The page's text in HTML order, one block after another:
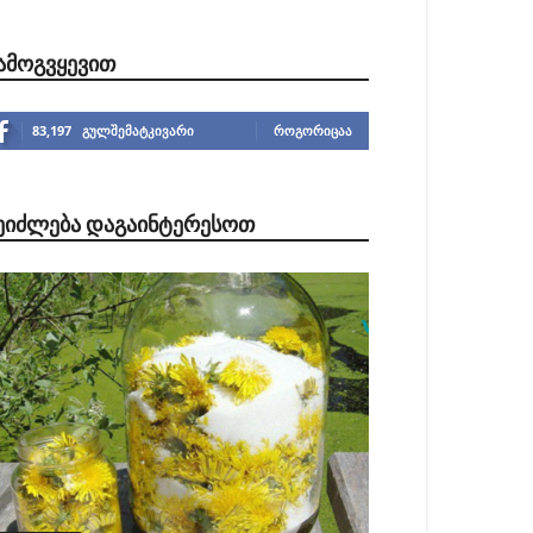
83,197 გულშემატკივარი ᲠᲝᲒᲝᲠᲘᲪᲐᲐ
ᲓᲐᲒᲐᲘᲜᲢᲔᲠᲔᲡᲝᲗ